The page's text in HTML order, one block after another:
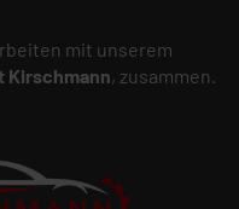
mit unserem
Kirschmann, zusammen.